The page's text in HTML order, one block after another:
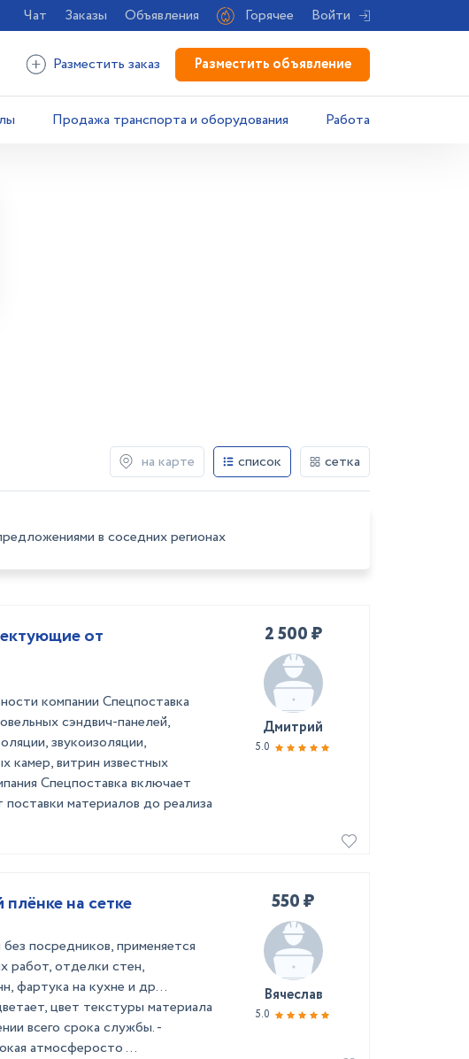
Чат Заказы Объявления Горячее Войти
Разместить заказ Разместить объявление
Продажа транспорта и оборудования Работа
на карте список сетка
в соседних регионах
от
компании Спецпоставка
сэндвич-панелей,
звукоизоляции,
витрин известных
Спецпоставка включает
материалов до реализа
2 500 ₽
Дмитрий
5.0
на сетке
посредников, применяется
работ, отделки стен,
фартука на кухне и др…
цвет текстуры материала
всего срока службы. -
атмосферосто ...
550 ₽
Вячеслав
5.0